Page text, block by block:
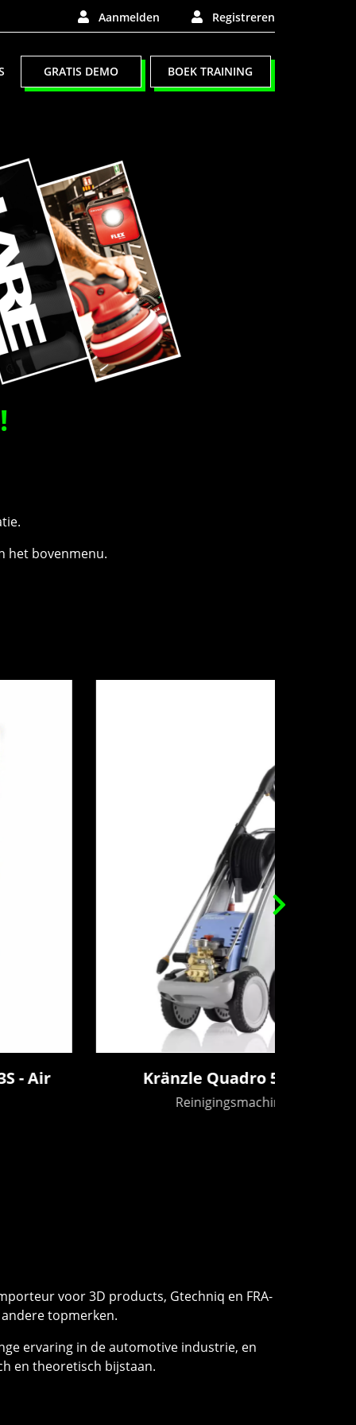
Aanmelden Registreren
GRATIS DEMO BOEK TRAINING
het bovenmenu.
Kränzle Quadro 599 TST
Reinigingsmachines
voor 3D products, Gtechniq en FRA-
topmerken.
ervaring in de automotive industrie, en
en theoretisch bijstaan.